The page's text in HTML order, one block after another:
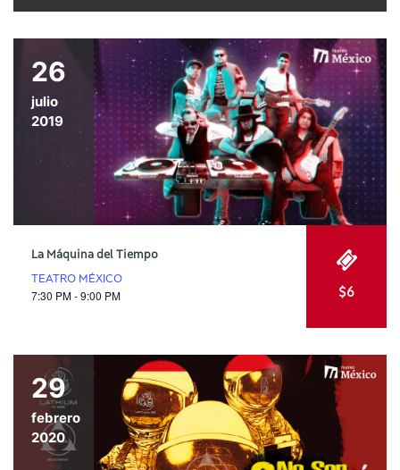
26
julio
2019
La Máquina del Tiempo
TEATRO MÉXICO
7:30 PM - 9:00 PM $6
29
febrero
2020